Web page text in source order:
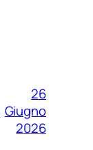
26
Giugno
2026